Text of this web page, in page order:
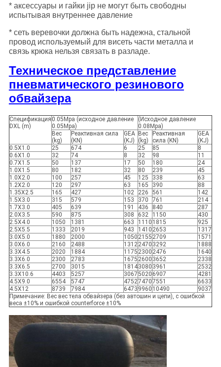
* аксессуары и гайки jip не могут быть свободны
испытывая внутреннее давление
* сеть веревочки должна быть надежна, стальной
провод используемый для висеть части металла и
связь крюка нельзя связать в разладе.
Техническое представление
пневматического резинового
обвайзера
Спецификация
DXL (m)
0.05Mpa (исходное давление
0.05Mpa)
(Исходное давление
0.08Mpa)
Вес
(kg)
Реактивная сила
(KN)
GEA
(KJ)
Вес
(kg)
Реактивная
сила (KN)
GEA
(KJ)
0.5X1.0
25 674 6 25 85
8
0.6X1.0
32 74 8 32 98
11
0.7X1.5
50 137 17 50 180
24
1.0X1.5
80 182 32 80 239
45
1.0X2.0
100 257 45 125 338
63
1.2X2.0
120 297 63 165 390
88
1.35X2.5
165 427 102 226 561
142
1.5X3.0
315 579 153 370 761
214
1.7X3.0
405 639 191 436 840
287
2.0X3.5
590 875 308 632 1150
430
2.5X4.0
1050 1381 663 1110 1815
925
2.5X5.5
1333 2019 943 1410 2653
1317
3.0X5.0
1880 2000 1050 2155 2709
1571
3.0X6.0
2160 2488 13122470 3292
1888
3.3X4.5
2020 1884 1175 2300 2476
1640
3.3X6.0
2300 2783 1675 2600 3652
2338
3.3X6.5
2700 3015 18143080 3961
2532
3.3X10.6
4403 5257 30675020 6907
4281
4.5X9.0
6554 5747 475274707551
6633
4.5X12
8739 7984 6473 9960 10490
9037
Примечание: Вес вес тела обвайзера (без автошин и цепи), с ошибкой
веса ±10% и ошибкой counterforce ±10%